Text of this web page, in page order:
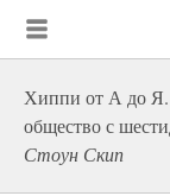
Хиппи от А до Я.
общество с
Стоун Скип